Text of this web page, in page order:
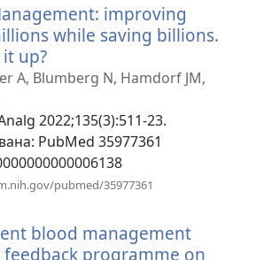
окне)
improving
while saving billions.
up?
в
окне)
A, Blumberg N, Hamdorf JM,
2022;135(3):511-23.
‎: PubMed 35977361
pubmed/35977361
окне)
blood management
programme on